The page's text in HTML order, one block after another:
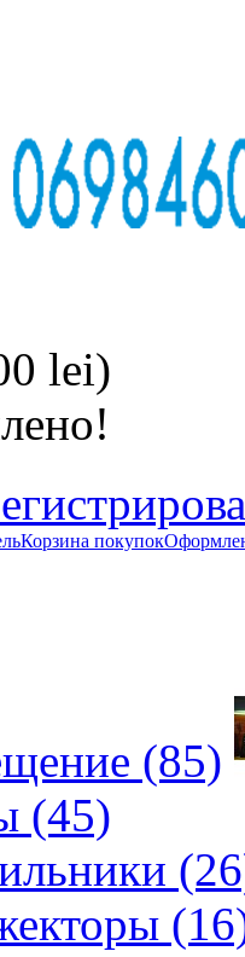
lei)
Корзина покупок
(85)
(45)